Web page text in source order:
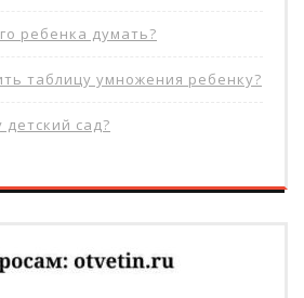
ребенка думать?
таблицу умножения ребенку?
сад?